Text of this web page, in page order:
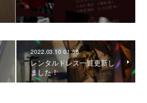
2022.03.10 01:58
レンタルドレス一覧更新し
ました！